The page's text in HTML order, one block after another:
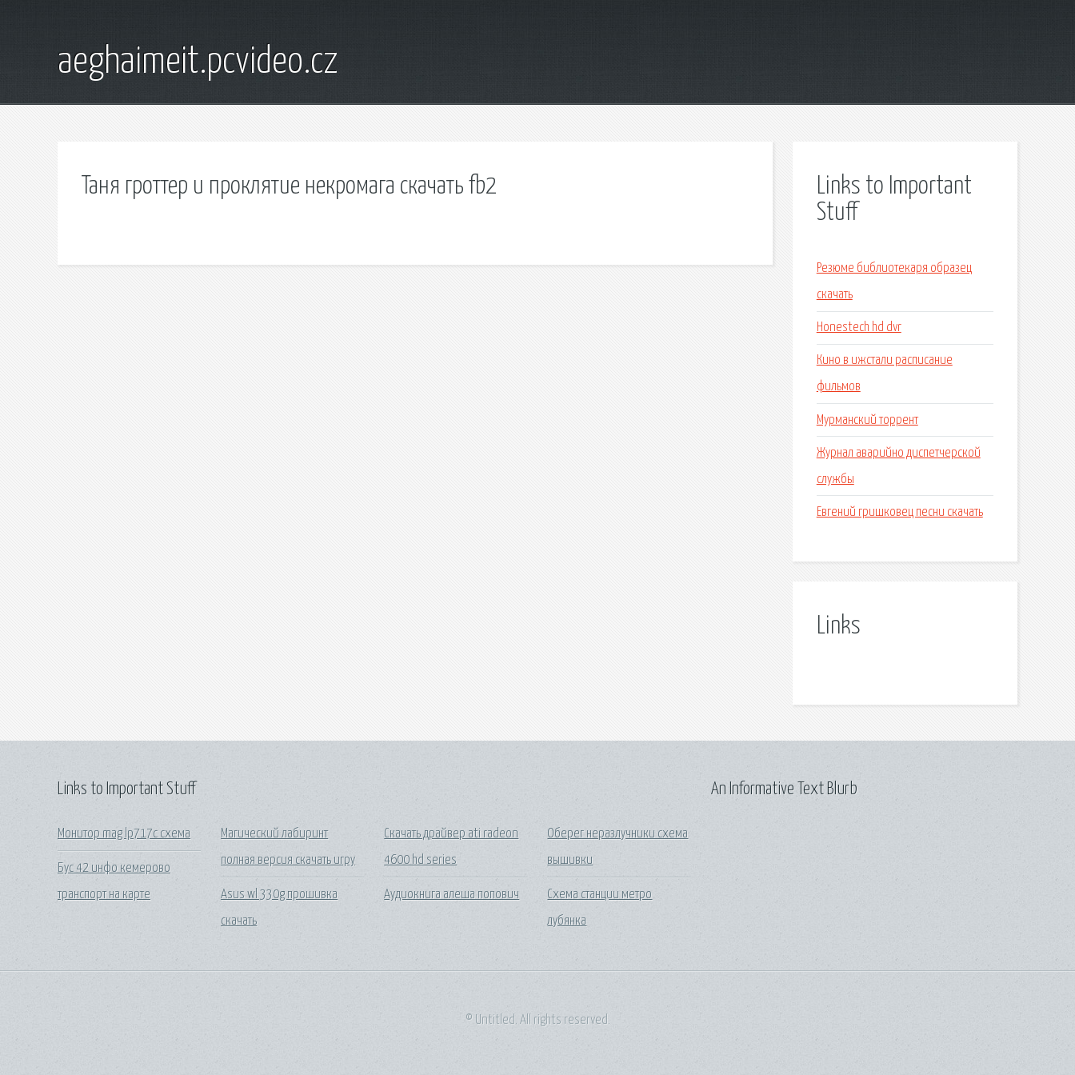
aeghaimeit.pcvideo.cz
Таня гроттер и проклятие некромага скачать fb2
Links to Important
Stuff
Резюме библиотекаря образец
скачать
Honestech hd dvr
Кино в ижстали расписание
фильмов
Мурманский торрент
Журнал аварийно диспетчерской
службы
Евгений гришковец песни скачать
Links
Links to Important Stuff
Монитор mag lp717c схема
Бус 42 инфо кемерово
транспорт на карте
Магический лабиринт
полная версия скачать игру
Asus wl 330g прошивка
скачать
Скачать драйвер ati radeon
4600 hd series
Аудиокнига алеша попович
Оберег неразлучники схема
вышивки
Схема станции метро
лубянка
An Informative Text Blurb
© Untitled. All rights reserved.